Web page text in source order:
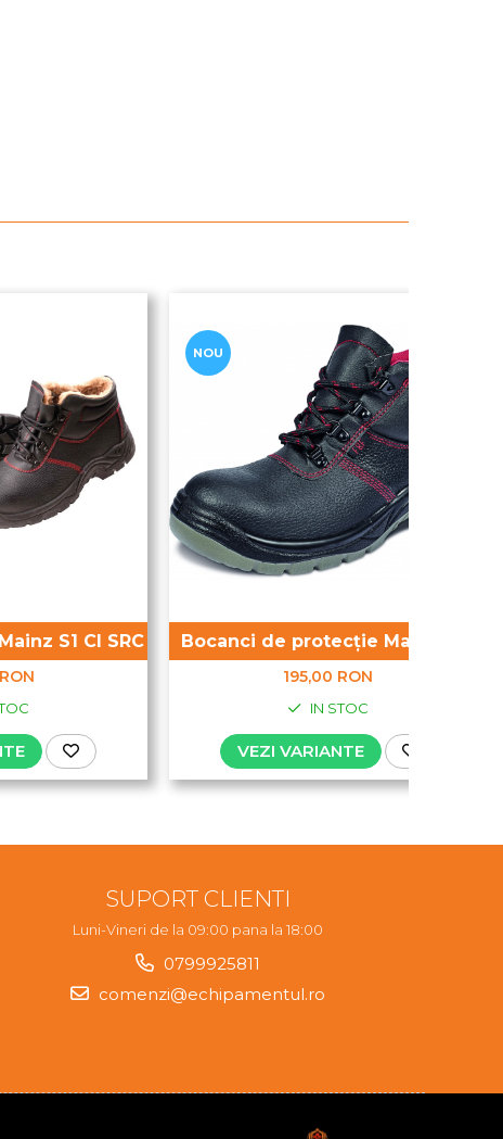
S1 CI SRC
NOU
Bocanci de protecție Mainz S1P
195,00 RON
IN STOC
VEZI VARIANTE
SUPORT CLIENTI
Luni-Vineri de la 09:00 pana la 18:00
0799925811
comenzi@echipamentul.ro